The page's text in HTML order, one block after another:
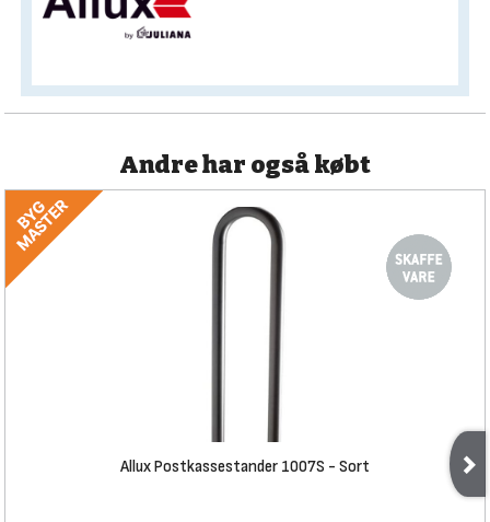
Andre har også købt
Allux Postkassestander 1007S - Sort